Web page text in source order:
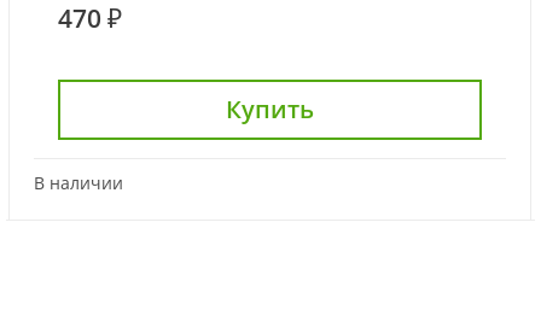
470 ₽
Купить
В наличии